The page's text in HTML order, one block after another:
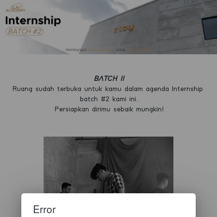
BATCH II
Ruang sudah terbuka untuk kamu dalam agenda Internship
batch #2 kami ini.
Persiapkan dirimu sebaik mungkin!
Error